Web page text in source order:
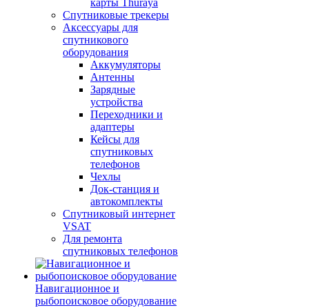
карты Thuraya
Спутниковые трекеры
Аксессуары для
спутникового
оборудования
Аккумуляторы
Антенны
Зарядные
устройства
Переходники и
адаптеры
Кейсы для
спутниковых
телефонов
Чехлы
Док-станция и
автокомплекты
Спутниковый интернет
VSAT
Для ремонта
спутниковых телефонов
Навигационное и
рыбопоисковое оборудование